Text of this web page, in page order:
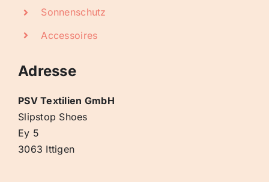
Sonnenschutz
Accessoires
Adresse
PSV Textilien GmbH
Slipstop Shoes
Ey 5
3063 Ittigen